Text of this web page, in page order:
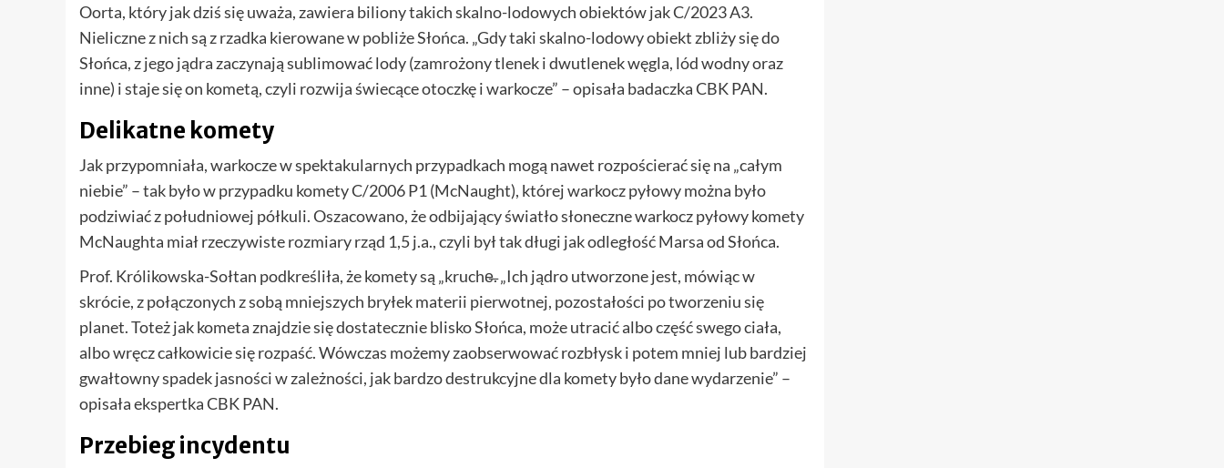
Oorta, który jak dziś się uważa, zawiera biliony takich skalno-lodowych obiektów jak C/2023 A3.
Nieliczne z nich są z rzadka kierowane w pobliże Słońca. „Gdy taki skalno-lodowy obiekt zbliży się do
Słońca, z jego jądra zaczynają sublimować lody (zamrożony tlenek i dwutlenek węgla, lód wodny oraz
inne) i staje się on kometą, czyli rozwija świecące otoczkę i warkocze” – opisała badaczka CBK PAN.
Delikatne komety
Jak przypomniała, warkocze w spektakularnych przypadkach mogą nawet rozpościerać się na „całym
niebie” – tak było w przypadku komety C/2006 P1 (McNaught), której warkocz pyłowy można było
podziwiać z południowej półkuli. Oszacowano, że odbijający światło słoneczne warkocz pyłowy komety
McNaughta miał rzeczywiste rozmiary rząd 1,5 j.a., czyli był tak długi jak odległość Marsa od Słońca.
Prof. Królikowska-Sołtan podkreśliła, że komety są „kruche̶. „Ich jądro utworzone jest, mówiąc w
skrócie, z połączonych z sobą mniejszych bryłek materii pierwotnej, pozostałości po tworzeniu się
planet. Toteż jak kometa znajdzie się dostatecznie blisko Słońca, może utracić albo część swego ciała,
albo wręcz całkowicie się rozpaść. Wówczas możemy zaobserwować rozbłysk i potem mniej lub bardziej
gwałtowny spadek jasności w zależności, jak bardzo destrukcyjne dla komety było dane wydarzenie” –
opisała ekspertka CBK PAN.
Przebieg incydentu